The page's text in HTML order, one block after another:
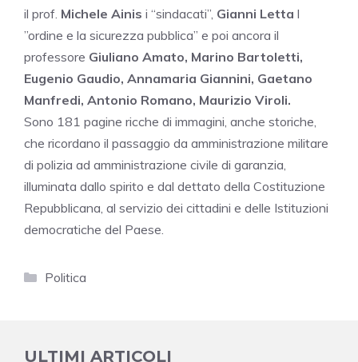
il prof. Michele Ainis i “sindacati”, Gianni Letta l
”ordine e la sicurezza pubblica” e poi ancora il
professore Giuliano Amato, Marino Bartoletti,
Eugenio Gaudio, Annamaria Giannini, Gaetano
Manfredi, Antonio Romano, Maurizio Viroli.
Sono 181 pagine ricche di immagini, anche storiche,
che ricordano il passaggio da amministrazione militare
di polizia ad amministrazione civile di garanzia,
illuminata dallo spirito e dal dettato della Costituzione
Repubblicana, al servizio dei cittadini e delle Istituzioni
democratiche del Paese.
Categorie
Politica
ULTIMI ARTICOLI